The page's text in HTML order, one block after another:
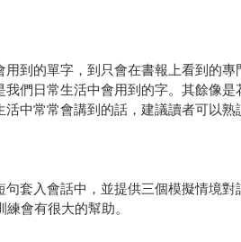
到的單字，到只會在書報上看到的
們日常生活中會用到的字。其餘像
中常常會講到的話，建議讀者可以
套入會話中，並提供三個模擬情境
會有很大的幫助。